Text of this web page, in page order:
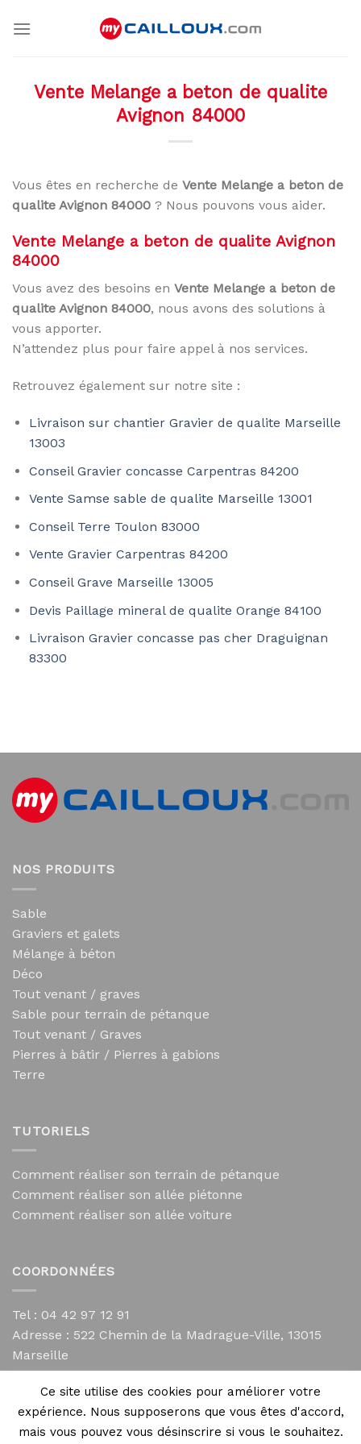
Vente Melange a beton de qualite
Avignon 84000
Vous êtes en recherche de Vente Melange a beton de
qualite Avignon 84000 ? Nous pouvons vous aider.
Vente Melange a beton de qualite Avignon
84000
Vous avez des besoins en Vente Melange a beton de
qualite Avignon 84000, nous avons des solutions à
vous apporter.
N’attendez plus pour faire appel à nos services.
Retrouvez également sur notre site :
Livraison sur chantier Gravier de qualite Marseille
13003
Conseil Gravier concasse Carpentras 84200
Vente Samse sable de qualite Marseille 13001
Conseil Terre Toulon 83000
Vente Gravier Carpentras 84200
Conseil Grave Marseille 13005
Devis Paillage mineral de qualite Orange 84100
Livraison Gravier concasse pas cher Draguignan
83300
NOS PRODUITS
Sable
Graviers et galets
Mélange à béton
Déco
Tout venant / graves
Sable pour terrain de pétanque
Tout venant / Graves
Pierres à bâtir / Pierres à gabions
Terre
TUTORIELS
Comment réaliser son terrain de pétanque
Comment réaliser son allée piétonne
Comment réaliser son allée voiture
COORDONNÉES
Tel : 04 42 97 12 91
Adresse : 522 Chemin de la Madrague-Ville, 13015
Marseille
contact@mycailloux.com
Mentions légales
Ce site utilise des cookies pour améliorer votre
expérience. Nous supposerons que vous êtes d'accord,
mais vous pouvez vous désinscrire si vous le souhaitez.